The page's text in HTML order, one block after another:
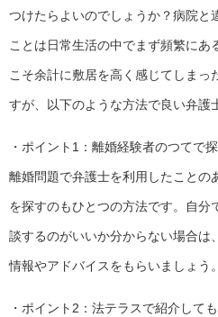
つけたらよいのでしょうか？病院と
ことは日常生活の中でまず頻繁にあ
こそ余計に敷居を高く感じてしま
すが、以下のような方法で良い弁護
・ポイント1：離婚経験者のつてで
離婚問題で弁護士を利用したことの
を探すのもひとつの方法です。自分
談するのがいいか分からない場合は
情報やアドバイスをもらいましょう。
・ポイント2：法テラスで紹介して